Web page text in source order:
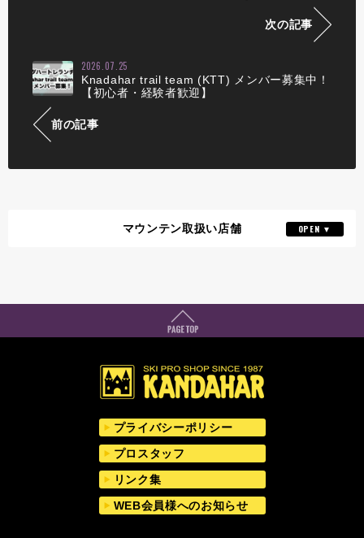
次の記事
2026.07.25
Knadahar trail team (KTT) メンバー募集中！
【初心者・経験者歓迎】
前の記事
マウンテン取扱い店舗
052-746-5539
075-256-8028
プライバシーポリシー
プロスタッフ
リンク集
WEB会員様へのお知らせ